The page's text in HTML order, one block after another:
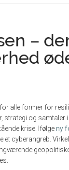
–
alle former for
strategi og
krise. Ifølgeny
cyberangreb.